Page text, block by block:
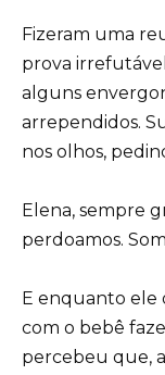
Fizeram uma
prova
alguns
arrependidos.
nos olhos,
Elena, sempre
perdoamos.
E enquanto ele
com o bebê
percebeu que,